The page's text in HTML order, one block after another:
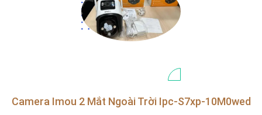
Camera Imou 2 Mắt Ngoài Trời Ipc-S7xp-10M0wed